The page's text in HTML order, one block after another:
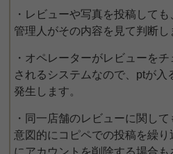
・レビューや写真を投稿して
管理人がその内容を見て判断し
・オペレーターがレビューを
されるシステムなので、ptが入
発生します。
・同一店舗のレビューに関して
意図的にコピペでの投稿を繰